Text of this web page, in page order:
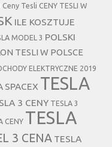
Ceny Tesli CENY TESLI W
ILE KOSZTUJE
MODEL 3 POLSKI
TESLI W POLSCE
ELEKTRYCZNE 2019
SPACEX TESLA
3 CENY TESLA 3
CENY TESLA
3 CENA TESLA